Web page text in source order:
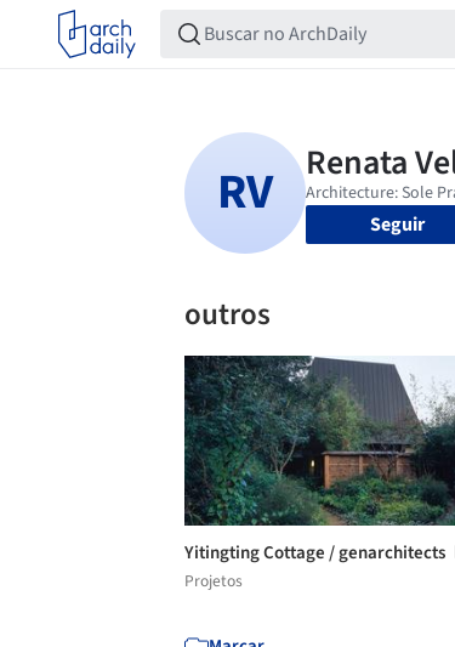
Seguir
outros
Yitingting Cottage / genarchitects
Projetos